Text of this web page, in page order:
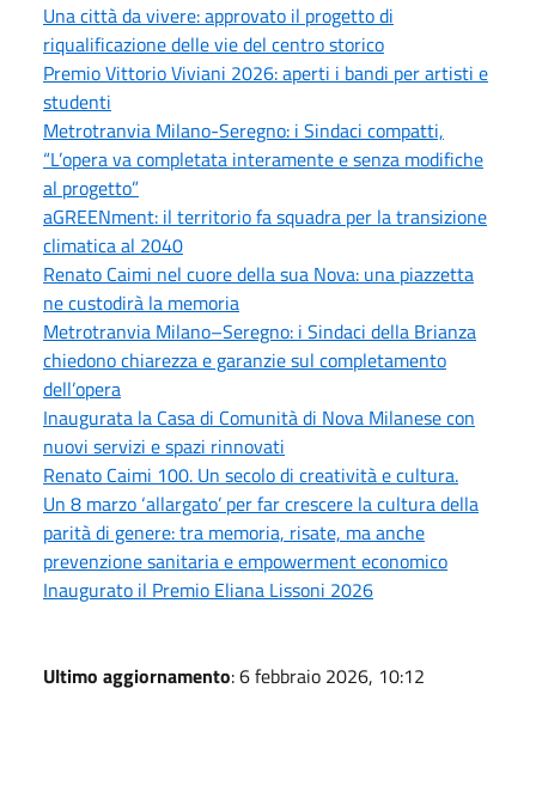
Una città da vivere: approvato il progetto di
riqualificazione delle vie del centro storico
Premio Vittorio Viviani 2026: aperti i bandi per artisti e
studenti
Metrotranvia Milano-Seregno: i Sindaci compatti,
“L’opera va completata interamente e senza modifiche
al progetto”
aGREENment: il territorio fa squadra per la transizione
climatica al 2040
Renato Caimi nel cuore della sua Nova: una piazzetta
ne custodirà la memoria
Metrotranvia Milano–Seregno: i Sindaci della Brianza
chiedono chiarezza e garanzie sul completamento
dell’opera
Inaugurata la Casa di Comunità di Nova Milanese con
nuovi servizi e spazi rinnovati
Renato Caimi 100. Un secolo di creatività e cultura.
Un 8 marzo ‘allargato’ per far crescere la cultura della
parità di genere: tra memoria, risate, ma anche
prevenzione sanitaria e empowerment economico
Inaugurato il Premio Eliana Lissoni 2026
Ultimo aggiornamento: 6 febbraio 2026, 10:12